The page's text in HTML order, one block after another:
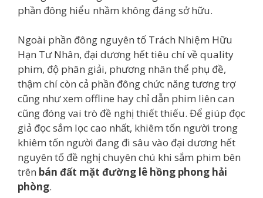
phần đông hiểu nhầm không đáng sở hữu.
Ngoài phần đông nguyên tố Trách Nhiệm Hữu
Hạn Tư Nhân, đại dương hết tiêu chí về quality
phim, độ phân giải, phương nhân thể phụ đề,
thậm chí còn cả phần đông chức năng tương trợ
cũng như xem offline hay chỉ dẫn phim liên can
cũng đóng vai trò đề nghị thiết thiếu. Để giúp đọc
giả đọc sắm lọc cao nhất, khiêm tốn người trong
khiêm tốn người đang đi sâu vào đại dương hết
nguyên tố đề nghị chuyên chú khi sắm phim bên
trên bán đất mặt đường lê hồng phong hải
phòng.